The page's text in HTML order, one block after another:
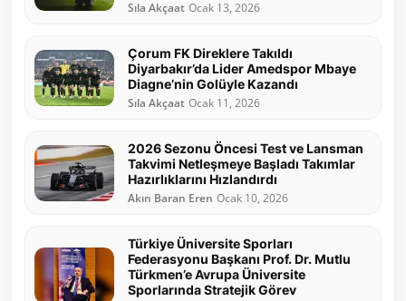
Sıla Akçaat Ocak 13, 2026
Çorum FK Direklere Takıldı
Diyarbakır’da Lider Amedspor Mbaye
Diagne’nin Golüyle Kazandı
Sıla Akçaat Ocak 11, 2026
2026 Sezonu Öncesi Test ve Lansman
Takvimi Netleşmeye Başladı Takımlar
Hazırlıklarını Hızlandırdı
Akın Baran Eren Ocak 10, 2026
Türkiye Üniversite Sporları
Federasyonu Başkanı Prof. Dr. Mutlu
Türkmen’e Avrupa Üniversite
Sporlarında Stratejik Görev